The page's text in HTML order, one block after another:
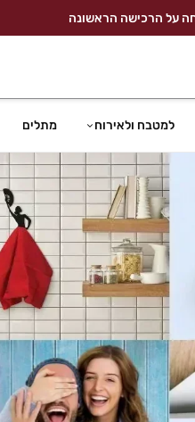
למטבח ולאירוח מתלים